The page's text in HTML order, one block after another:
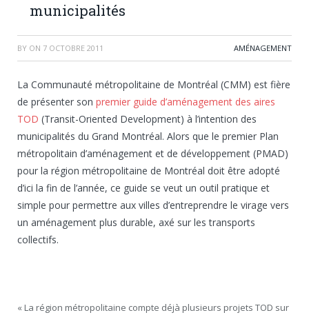
municipalités
BY ON 7 OCTOBRE 2011 AMÉNAGEMENT
La Communauté métropolitaine de Montréal (CMM) est fière
de présenter son premier guide d’aménagement des aires
TOD (Transit-Oriented Development) à l’intention des
municipalités du Grand Montréal. Alors que le premier Plan
métropolitain d’aménagement et de développement (PMAD)
pour la région métropolitaine de Montréal doit être adopté
d’ici la fin de l’année, ce guide se veut un outil pratique et
simple pour permettre aux villes d’entreprendre le virage vers
un aménagement plus durable, axé sur les transports
collectifs.
« La région métropolitaine compte déjà plusieurs projets TOD sur